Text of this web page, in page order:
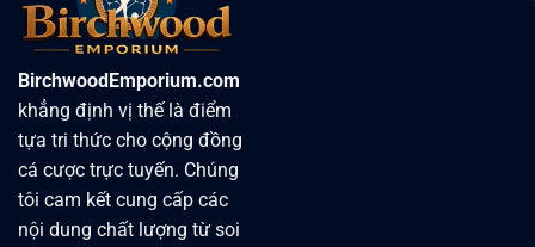
BirchwoodEmporium.com
khẳng định vị thế là điểm
tựa tri thức cho cộng đồng
cá cược trực tuyến. Chúng
tôi cam kết cung cấp các
nội dung chất lượng từ soi